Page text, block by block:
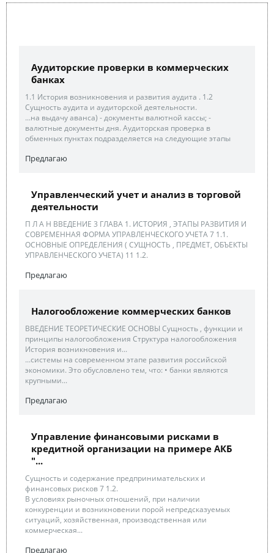
Аудиторские проверки в коммерческих
банках
1.1 История возникновения и развития аудита . 1.2
Сущность аудита и аудиторской деятельности.
...на выдачу аванса) - документы валютной кассы; -
валютные документы дня. Аудиторская проверка в
обменных пунктах подразделяется на следующие этапы
Предлагаю
Управленческий учет и анализ в торговой
деятельности
П Л А Н ВВЕДЕНИЕ 3 ГЛАВА 1. ИСТОРИЯ , ЭТАПЫ РАЗВИТИЯ И
СОВРЕМЕННАЯ ФОРМА УПРАВЛЕНЧЕСКОГО УЧЕТА 7 1.1.
ОСНОВНЫЕ ОПРЕДЕЛЕНИЯ ( СУЩНОСТЬ , ПРЕДМЕТ, ОБЪЕКТЫ
УПРАВЛЕНЧЕСКОГО УЧЕТА) 11 1.2.
Предлагаю
Налогообложение коммерческих банков
ВВЕДЕНИЕ ТЕОРЕТИЧЕСКИЕ ОСНОВЫ Сущность , функции и
принципы налогообложения Структура налогообложения
История возникновения и...
...системы на современном этапе развития российской
экономики. Это обусловлено тем, что: • банки являются
крупными...
Предлагаю
Управление финансовыми рисками в
кредитной организации на примере АКБ
"...
Сущность и содержание предпринимательских и
финансовых рисков 7 1.2.
В условиях рыночных отношений, при наличии
конкуренции и возникновении порой непредсказуемых
ситуаций, хозяйственная, производственная или
коммерческая...
Предлагаю